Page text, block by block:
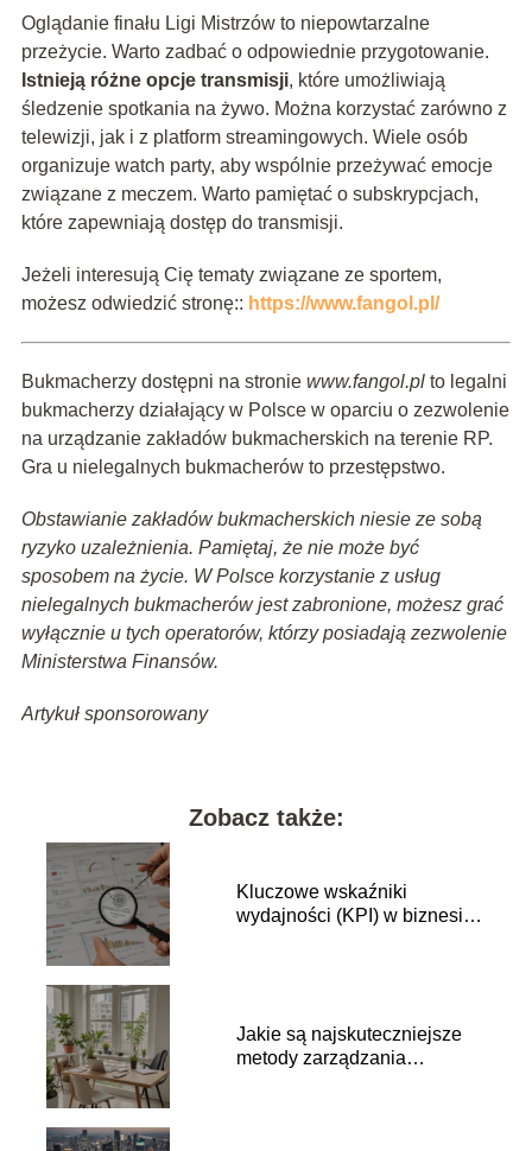
Oglądanie finału Ligi Mistrzów to niepowtarzalne
przeżycie. Warto zadbać o odpowiednie przygotowanie.
Istnieją różne opcje transmisji, które umożliwiają
śledzenie spotkania na żywo. Można korzystać zarówno z
telewizji, jak i z platform streamingowych. Wiele osób
organizuje watch party, aby wspólnie przeżywać emocje
związane z meczem. Warto pamiętać o subskrypcjach,
które zapewniają dostęp do transmisji.
Jeżeli interesują Cię tematy związane ze sportem,
możesz odwiedzić stronę:: https://www.fangol.pl/
Bukmacherzy dostępni na stronie www.fangol.plto legalni
bukmacherzy działający w Polsce w oparciu o zezwolenie
na urządzanie zakładów bukmacherskich na terenie RP.
Gra u nielegalnych bukmacherów to przestępstwo.
Obstawianie zakładów bukmacherskich niesie ze sobą
ryzyko uzależnienia. Pamiętaj, że nie może być
sposobem na życie. W Polsce korzystanie z usług
nielegalnych bukmacherów jest zabronione, możesz grać
wyłącznie u tych operatorów, którzy posiadają zezwolenie
Ministerstwa Finansów.
Artykuł sponsorowany
Zobacz także:
Kluczowe wskaźniki
wydajności (KPI) w biznesie
Jakie są najskuteczniejsze
metody zarządzania